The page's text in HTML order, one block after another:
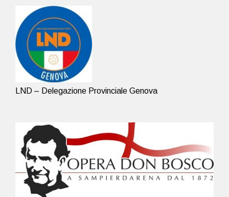
LND – Delegazione Provinciale Genova